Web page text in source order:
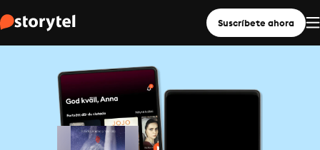
Suscríbete ahora